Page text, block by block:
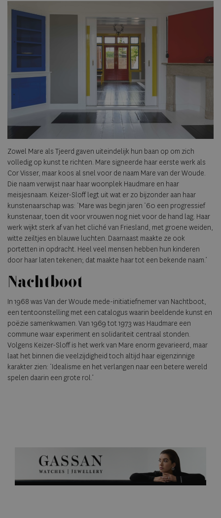
Zowel Mare als Tjeerd gaven uiteindelijk hun baan op om zich
volledig op kunst te richten. Mare signeerde haar eerste werk als
Cor Visser, maar koos al snel voor de naam Mare van der Woude.
Die naam verwijst naar haar woonplek Haudmare en haar
meisjesnaam. Keizer-Sloff legt uit wat er zo bijzonder aan haar
kunstenaarschap was: ‘Mare was begin jaren ‘60 een progressief
kunstenaar, toen dit voor vrouwen nog niet voor de hand lag. Haar
werk wijkt sterk af van het cliché van Friesland, met groene weiden,
witte zeiltjes en blauwe luchten. Daarnaast maakte ze ook
portetten in opdracht. Heel veel mensen hebben hun kinderen
door haar laten tekenen; dat maakte haar tot een bekende naam.’
Nachtboot
In 1968 was Van der Woude mede-initiatiefnemer van Nachtboot,
een tentoonstelling met een catalogus waarin beeldende kunst en
poëzie samenkwamen. Van 1969 tot 1973 was Haudmare een
commune waar experiment en solidariteit centraal stonden.
Volgens Keizer-Sloff is het werk van Mare enorm gevarieerd, maar
laat het binnen die veelzijdigheid toch altijd haar eigenzinnige
karakter zien: ‘Idealisme en het verlangen naar een betere wereld
spelen daarin een grote rol.’